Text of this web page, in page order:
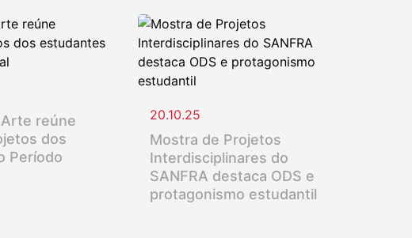
reúne
dos
Período
20.10.25
Mostra de Projetos
Interdisciplinares do
SANFRA destaca ODS e
protagonismo estudantil